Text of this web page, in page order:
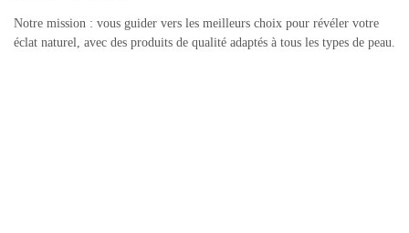
Notre mission : vous guider vers les meilleurs choix pour révéler votre
éclat naturel, avec des produits de qualité adaptés à tous les types de peau.